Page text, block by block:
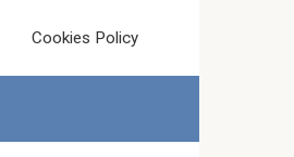
Cookies Policy